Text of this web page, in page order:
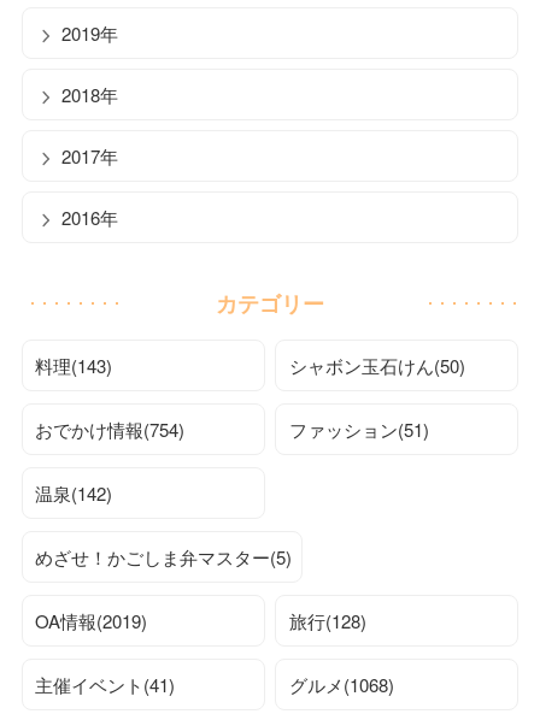
2019年
2018年
2017年
2016年
カテゴリー
料理(143) シャボン玉石けん(50)
おでかけ情報(754) ファッション(51)
温泉(142)
めざせ！かごしま弁マスター(5)
OA情報(2019) 旅行(128)
主催イベント(41) グルメ(1068)